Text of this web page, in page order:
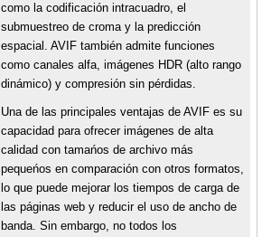
como la codificación intracuadro, el
submuestreo de croma y la predicción
espacial. AVIF también admite funciones
como canales alfa, imágenes HDR (alto rango
dinámico) y compresión sin pérdidas.
Una de las principales ventajas de AVIF es su
capacidad para ofrecer imágenes de alta
calidad con tamańos de archivo más
pequeńos en comparación con otros formatos,
lo que puede mejorar los tiempos de carga de
las páginas web y reducir el uso de ancho de
banda. Sin embargo, no todos los